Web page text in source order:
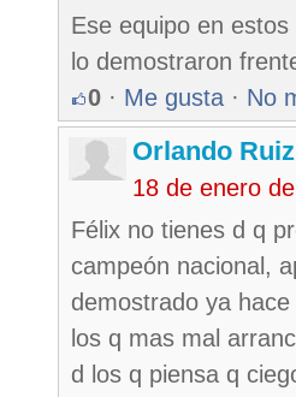
Ese equipo en
lo demostraron
0 · Me gusta · No
Orlando
18 de enero
Félix no tienes d q
campeón nacional,
demostrado ya
los q mas mal
d los q piensa q